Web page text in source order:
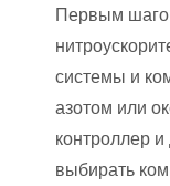
Первым
системы и
азотом или
контроллер
выбирать